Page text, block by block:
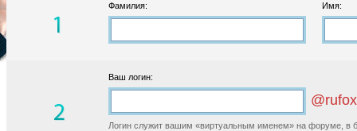
Фамилия: Имя:
Ваш логин:
Логин служит вашим «виртуальным именем» на форуме, в